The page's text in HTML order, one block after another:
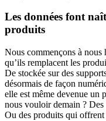
Les données font
produits
Nous commençons à
qu’ils remplacent les
De stockée sur des
désormais de façon
elle est même devenue un
nous vouloir demain ?
Ou des produits qui offrent